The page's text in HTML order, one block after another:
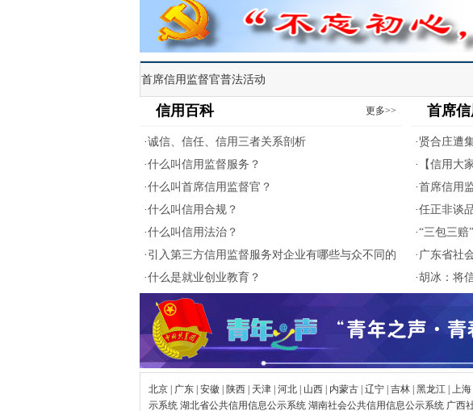
首席信用监督官普法活动
信用百科 更多>>
·诚信、信任、信用三者关系剖析
·什么叫信用监督服务？
·什么叫首席信用监督官？
·什么叫信用合规？
·什么叫信用法治？
· 引入第三方信用监督服务对企业有哪些与众不同的
优势
·什么是就业创业教育？
首席
· 贤合庄遭
·
【信用大
·首席信用
依据
·任正非谈
·“三包三赔
告安全性
· 广东省社
化发展新
·胡冰：将
北京 广东 | 安徽 | 陕西 | 天津 | 河北 | 山西 | 内蒙古 | 辽宁 | 吉林 | 黑龙江 | 上海 |
示系统 湖北省公共信用信息公示系统 湖南社会公共信用信息公示系统 广西